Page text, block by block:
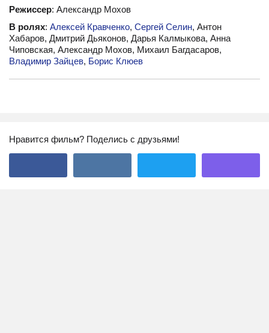
Режиссер: Александр Мохов
В ролях: Алексей Кравченко, Сергей Селин, Антон
Хабаров, Дмитрий Дьяконов, Дарья Калмыкова, Анна
Чиповская, Александр Мохов, Михаил Багдасаров,
Владимир Зайцев, Борис Клюев
Нравится фильм? Поделись с друзьями!